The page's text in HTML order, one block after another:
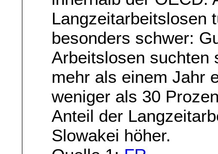
Langzeitarbeitslosen
besonders schwer:
Arbeitslosen suchten
mehr als einem Jahr
weniger als 30
Anteil der
Slowakei höher.